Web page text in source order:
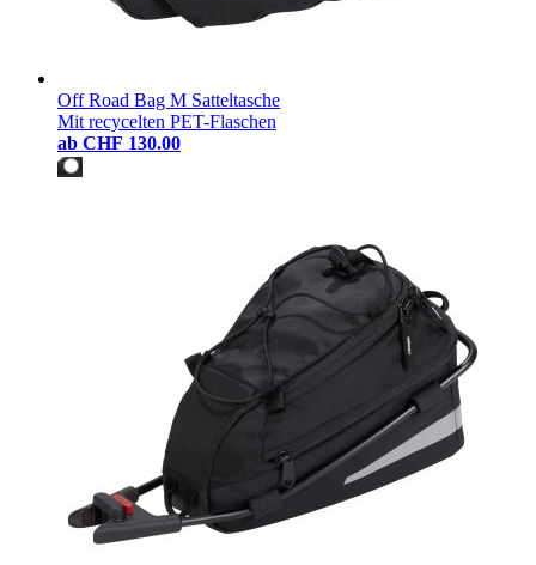
Off Road Bag M Satteltasche
Mit recycelten PET-Flaschen
ab CHF 130.00